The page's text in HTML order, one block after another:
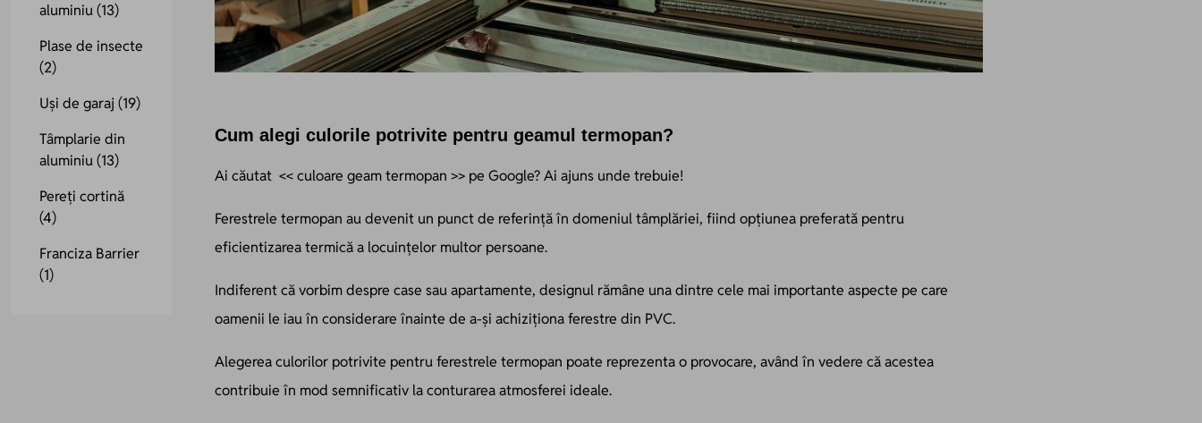
Cum alegi culorile potrivite pentru geamul termopan?
Ai căutat << culoare geam termopan >> pe Google? Ai ajuns unde trebuie!
Ferestrele termopan au devenit un punct de referință în domeniul tâmplăriei, fiind opțiunea preferată pentru
eficientizarea termică a locuințelor multor persoane.
Indiferent că vorbim despre case sau apartamente, designul rămâne una dintre cele mai importante aspecte pe care
oamenii le iau în considerare înainte de a-și achiziționa ferestre din PVC.
Alegerea culorilor potrivite pentru ferestrele termopan poate reprezenta o provocare, având în vedere că acestea
contribuie în mod semnificativ la conturarea atmosferei ideale.
aluminiu(13)
Plase de insecte
(2)
Uși de garaj(19)
Tâmplarie din
aluminiu(13)
Pereți cortină
(4)
Franciza Barrier
(1)